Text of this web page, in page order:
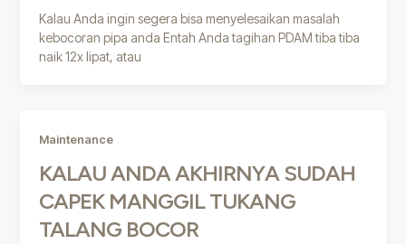
Kalau Anda ingin segera bisa menyelesaikan masalah
kebocoran pipa anda Entah Anda tagihan PDAM tiba tiba
naik 12x lipat, atau
Maintenance
KALAU ANDA AKHIRNYA SUDAH
CAPEK MANGGIL TUKANG
TALANG BOCOR